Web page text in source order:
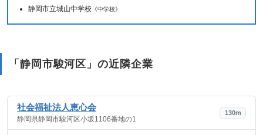
静岡市立城山中学校 《中学校》
「静岡市駿河区」の近隣企業
社会福祉法人恵心会
静岡県静岡市駿河区小坂1106番地の1
130m